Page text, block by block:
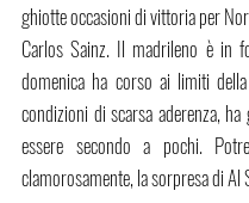
ghiotte occasioni di vittoria per
Carlos Sainz. Il madrileno è in
domenica ha corso ai limiti
condizioni di scarsa aderenza,
essere secondo a pochi.
clamorosamente, la sorpresa di Al